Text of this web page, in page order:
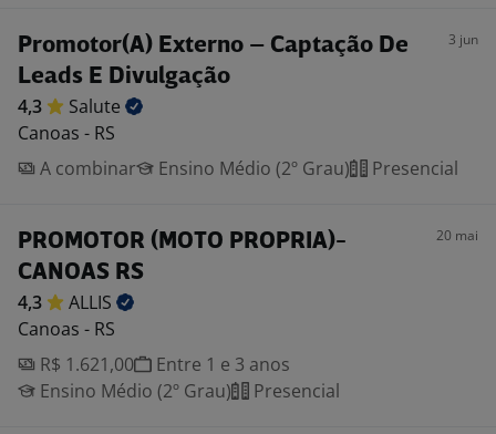
Promotor(A) Externo – Captação De
Leads E Divulgação
3 jun
4,3
Salute
Canoas - RS
A combinar
Ensino Médio (2º Grau) Presencial
PROMOTOR (MOTO PROPRIA)-
CANOAS RS
20 mai
4,3
ALLIS
Canoas - RS
R$ 1.621,00
Entre 1 e 3 anos
Ensino Médio (2º Grau)
Presencial